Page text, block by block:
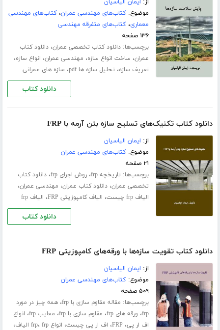
از: ایمان الیاسیان
موضوع:کتاب‌های مهندسی عمران،کتاب‌های مهندسی
معماری،کتاب‌های متفرقه مهندسی
۱۳۶ صفحه
برچسب‌ها:دانلود کتاب تخصصی عمران،دانلود کتاب
عمران، ساخت انواع سازه، مهندسی عمران، انواع سازه،
تعریف سازه، تحلیل سازه ها pdf ، سازه های عمرانی
دانلود کتاب
دانلود کتاب تکنیک‌های تسلیح سازه بتن آرمه با FRP
از: ایمان الیاسیان
موضوع:کتاب‌های مهندسی عمران
۲۱ صفحه
برچسب‌ها: تاریخچه frp ،روش اجرای frp ،دانلود کتاب
تخصصی عمران،دانلود کتاب عمران، مهندسی عمران،
الیاف frp چیست ، الیاف کامپوزیتی FRP ، الیاف frp
دانلود کتاب
دانلود کتاب تقویت سازه‌ھا با ورقه‌ھای کامپوزیتی FRP
از: ایمان الیاسیان
موضوع:کتاب‌های مهندسی عمران
۵۰۹ صفحه
برچسب‌ها: مقاله مقاوم سازی با frp ،همه چیز در مورد
frp، ورقه های frp ، مقاوم سازی با frp ، معایب frp ، انواع
اف ار پی، FRP، اف ار پی چیست، انواع frp ، frp الیاف ،